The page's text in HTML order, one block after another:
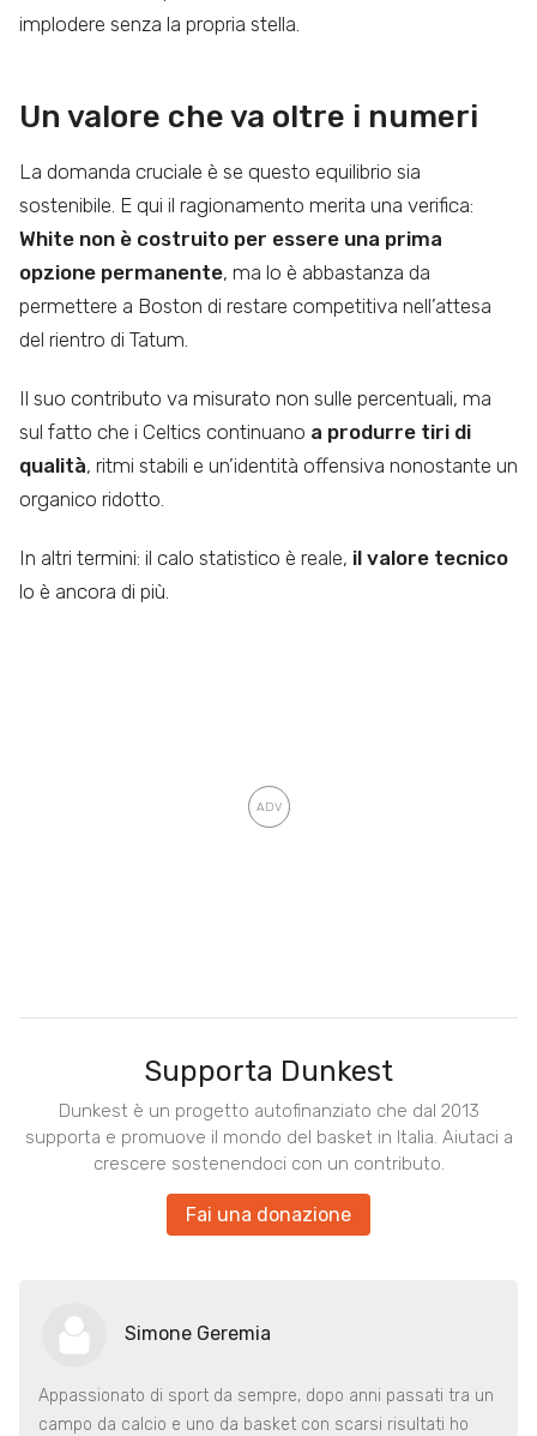
implodere senza la propria stella.
Un valore che va oltre i numeri
La domanda cruciale è se questo equilibrio sia
sostenibile. E qui il ragionamento merita una verifica:
White non è costruito per essere una prima
opzione permanente, ma lo è abbastanza da
permettere a Boston di restare competitiva nell’attesa
del rientro di Tatum.
Il suo contributo va misurato non sulle percentuali, ma
sul fatto che i Celtics continuano a produrre tiri di
qualità, ritmi stabili e un’identità offensiva nonostante un
organico ridotto.
In altri termini: il calo statistico è reale, il valore tecnico
lo è ancora di più.
Supporta Dunkest
Dunkest è un progetto autofinanziato che dal 2013
supporta e promuove il mondo del basket in Italia. Aiutaci a
crescere sostenendoci con un contributo.
Fai una donazione
Simone Geremia
Appassionato di sport da sempre, dopo anni passati tra un
campo da calcio e uno da basket con scarsi risultati ho